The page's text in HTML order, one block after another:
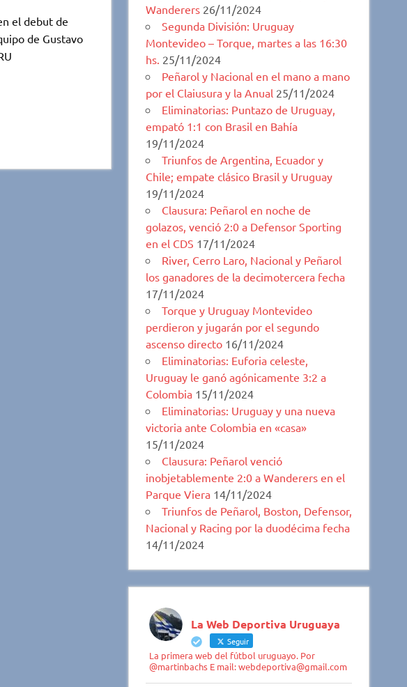
el debut de
de Gustavo
Wanderers 26/11/2024
Segunda División: Uruguay
Montevideo – Torque, martes a las 16:30
hs. 25/11/2024
Peñarol y Nacional en el mano a mano
por el Claiusura y la Anual 25/11/2024
Eliminatorias: Puntazo de Uruguay,
empató 1:1 con Brasil en Bahía
19/11/2024
Triunfos de Argentina, Ecuador y
Chile; empate clásico Brasil y Uruguay
19/11/2024
Clausura: Peñarol en noche de
golazos, venció 2:0 a Defensor Sporting
en el CDS 17/11/2024
River, Cerro Laro, Nacional y Peñarol
los ganadores de la decimotercera fecha
17/11/2024
Torque y Uruguay Montevideo
perdieron y jugarán por el segundo
ascenso directo 16/11/2024
Eliminatorias: Euforia celeste,
Uruguay le ganó agónicamente 3:2 a
Colombia 15/11/2024
Eliminatorias: Uruguay y una nueva
victoria ante Colombia en «casa»
15/11/2024
Clausura: Peñarol venció
inobjetablemente 2:0 a Wanderers en el
Parque Viera 14/11/2024
Triunfos de Peñarol, Boston, Defensor,
Nacional y Racing por la duodécima fecha
14/11/2024
La Web Deportiva Uruguaya
Seguir
La primera web del fútbol uruguayo. Por
@martinbachs E mail: webdeportiva@gmail.com